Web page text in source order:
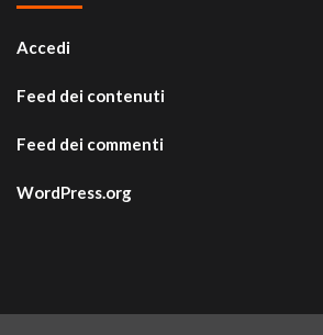
Accedi
Feed dei contenuti
Feed dei commenti
WordPress.org